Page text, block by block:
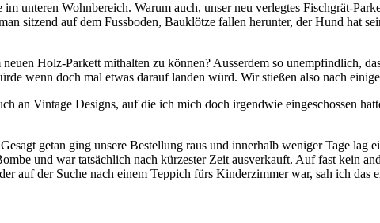
unteren Wohnbereich. Warum auch, unser neu verlegtes Fischgrät-
sitzend auf dem Fussboden, Bauklötze fallen herunter, der Hund hat
Holz-Parkett mithalten zu können? Ausserdem so unempfindlich,
wenn doch mal etwas darauf landen würd. Wir stießen also nach
an Vintage Designs, auf die ich mich doch irgendwie eingeschossen
getan ging unsere Bestellung raus und innerhalb weniger Tage
und war tatsächlich nach kürzester Zeit ausverkauft. Auf fast kein
auf der Suche nach einem Teppich fürs Kinderzimmer war, sah ich